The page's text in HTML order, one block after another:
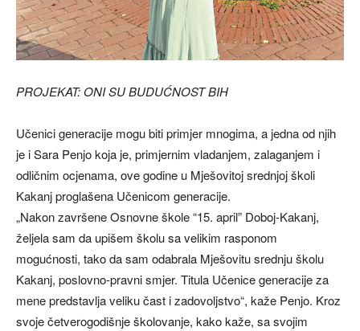
PROJEKAT: ONI SU BUDUĆNOST BIH
Učenici generacije mogu biti primjer mnogima, a jedna od njih
je i Sara Penjo koja je, primjernim vladanjem, zalaganjem i
odličnim ocjenama, ove godine u Mješovitoj srednjoj školi
Kakanj proglašena Učenicom generacije.
„Nakon završene Osnovne škole “15. april” Doboj-Kakanj,
željela sam da upišem školu sa velikim rasponom
mogućnosti, tako da sam odabrala Mješovitu srednju školu
Kakanj, poslovno-pravni smjer. Titula Učenice generacije za
mene predstavlja veliku čast i zadovoljstvo“, kaže Penjo. Kroz
svoje četverogodišnje školovanje, kako kaže, sa svojim